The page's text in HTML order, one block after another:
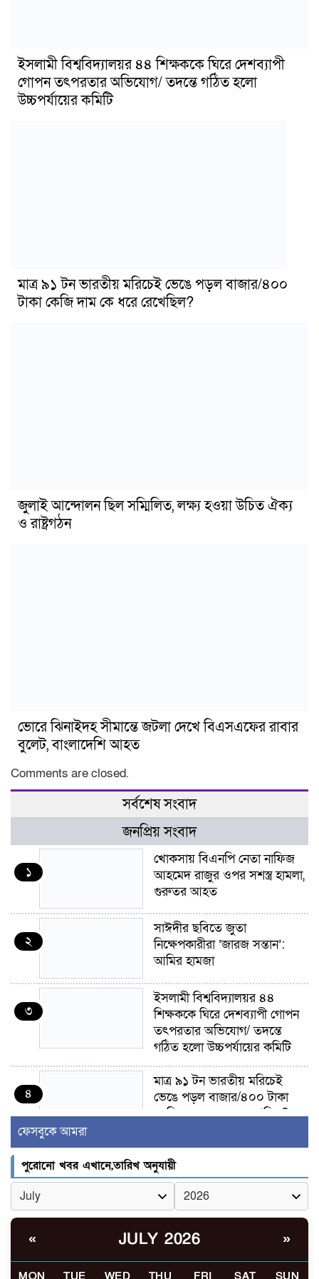
ইসলামী বিশ্ববিদ্যালয়র ৪৪ শিক্ষককে ঘিরে দেশব্যাপী
গোপন তৎপরতার অভিযোগ/ তদন্তে গঠিত হলো
উচ্চপর্যায়ের কমিটি
মাত্র ৯১ টন ভারতীয় মরিচেই ভেঙে পড়ল বাজার/৪০০
টাকা কেজি দাম কে ধরে রেখেছিল?
জুলাই আন্দোলন ছিল সম্মিলিত, লক্ষ্য হওয়া উচিত ঐক্য
ও রাষ্ট্রগঠন
ভোরে ঝিনাইদহ সীমান্তে জটলা দেখে বিএসএফের রাবার
বুলেট, বাংলাদেশি আহত
Comments are closed.
সর্বশেষ সংবাদ
জনপ্রিয় সংবাদ
১
খোকসায় বিএনপি নেতা নাফিজ
আহমেদ রাজুর ওপর সশস্ত্র হামলা,
গুরুতর আহত
২
সাঈদীর ছবিতে জুতা
নিক্ষেপকারীরা ‘জারজ সন্তান’:
আমির হামজা
৩
ইসলামী বিশ্ববিদ্যালয়র ৪৪
শিক্ষককে ঘিরে দেশব্যাপী গোপন
তৎপরতার অভিযোগ/ তদন্তে
গঠিত হলো উচ্চপর্যায়ের কমিটি
৪
মাত্র ৯১ টন ভারতীয় মরিচেই
ভেঙে পড়ল বাজার/৪০০ টাকা
কেজি দাম কে ধরে রেখেছিল?
৫
জুলাই আন্দোলন ছিল সম্মিলিত,
লক্ষ্য হওয়া উচিত ঐক্য ও
রাষ্ট্রগঠন
ভোরে ঝিনাইদহ সীমান্তে জটলা
দেখে বিএসএফের রাবার বুলেট,
ফেসবুকে আমরা
পুরোনো খবর এখানে,তারিখ অনুযায়ী
« JULY 2026 »
MON TUE WED THU FRI SAT SUN